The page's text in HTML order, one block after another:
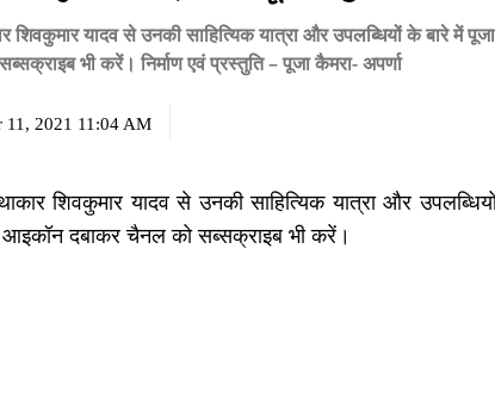
शिवकुमार यादव से उनकी साहित्यिक यात्रा और उपलब्धियों के बारे में
भी करें। निर्माण एवं प्रस्तुति – पूजा कैमरा- अपर्णा
11, 2021 11:04 AM
शिवकुमार यादव से उनकी साहित्यिक यात्रा और
दबाकर चैनल को सब्सक्राइब भी करें।